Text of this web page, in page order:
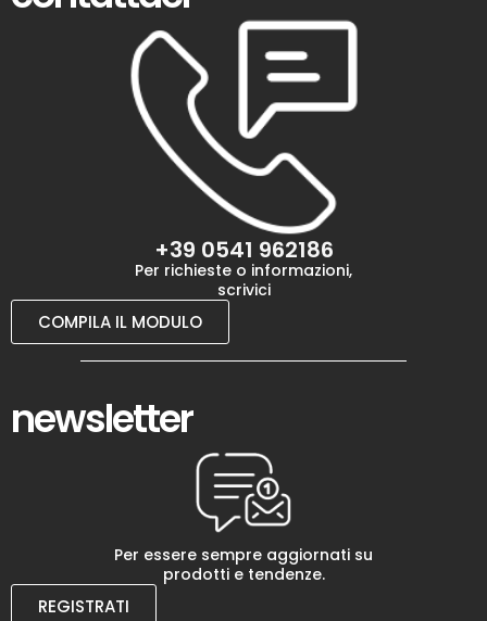
+39 0541 962186
Per richieste o informazioni,
scrivici
COMPILA IL MODULO
newsletter
Per essere sempre aggiornati su
prodotti e tendenze.
REGISTRATI